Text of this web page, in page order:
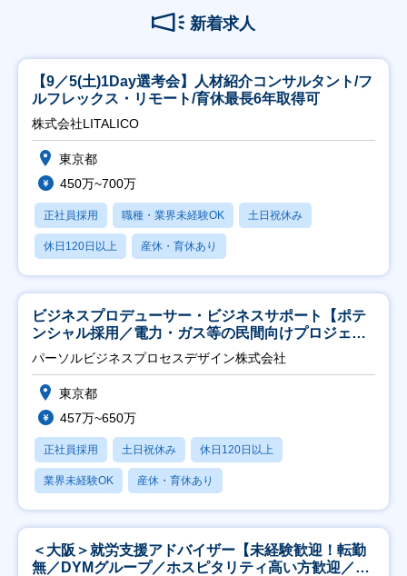
新着求人
【9／5(土)1Day選考会】人材紹介コンサルタント/フ
ルフレックス・リモート/育休最長6年取得可
株式会社LITALICO
東京都
450万~700万
正社員採用 職種・業界未経験OK 土日祝休み
休日120日以上 産休・育休あり
ビジネスプロデューサー・ビジネスサポート【ポテ
ンシャル採用／電力・ガス等の民間向けプロジェク
ト推進】
パーソルビジネスプロセスデザイン株式会社
東京都
457万~650万
正社員採用 土日祝休み 休日120日以上
業界未経験OK 産休・育休あり
＜大阪＞就労支援アドバイザー【未経験歓迎！転勤
無／DYMグループ／ホスピタリティ高い方歓迎／土